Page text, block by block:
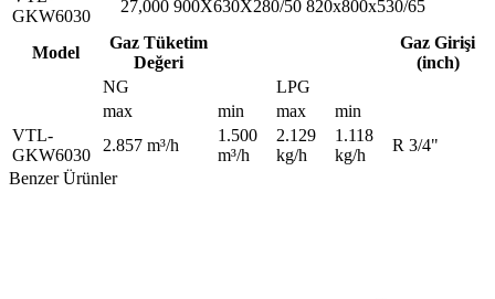
GKW6030
27,000 900X630X280/50 820x800x530/65
Model
Gaz Tüketim
Değeri
Gaz Girişi
(inch)
NG
LPG
max
min max
min
VTL-
GKW6030
2.857 m³/h
1.500
m³/h
2.129
kg/h
1.118
kg/h
R 3/4"
Benzer Ürünler